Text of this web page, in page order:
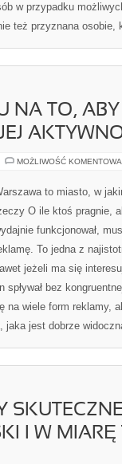
w przypadku
też przyznana
NA TO,
MOŻLIWOŚĆ
to miasto, w
O ile ktoś pragnie,
funkcjonował,
To jedna z
jeżeli ma się
spływał bez
na wiele form reklamy,
jaka jest dobrze
I W MIARĘ